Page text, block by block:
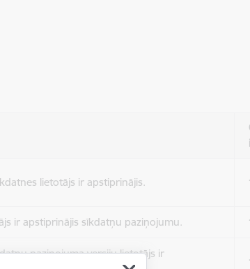
lietotājs ir apstiprinājis.
ir apstiprinājis sīkdatņu paziņojumu.
paziņojuma versiju lietotājs ir